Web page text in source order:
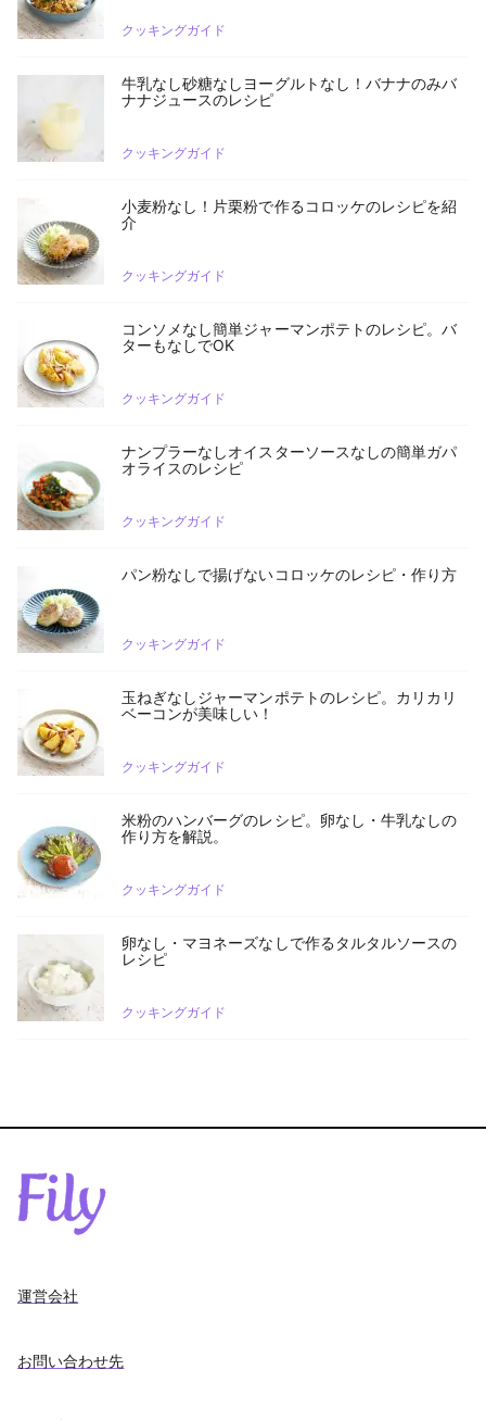
クッキングガイド
牛乳なし砂糖なしヨーグルトなし！バナナのみバ
ナナジュースのレシピ
クッキングガイド
小麦粉なし！片栗粉で作るコロッケのレシピを紹
介
クッキングガイド
コンソメなし簡単ジャーマンポテトのレシピ。バ
ターもなしでOK
クッキングガイド
ナンプラーなしオイスターソースなしの簡単ガパ
オライスのレシピ
クッキングガイド
パン粉なしで揚げないコロッケのレシピ・作り方
クッキングガイド
玉ねぎなしジャーマンポテトのレシピ。カリカリ
ベーコンが美味しい！
クッキングガイド
米粉のハンバーグのレシピ。卵なし・牛乳なしの
作り方を解説。
クッキングガイド
卵なし・マヨネーズなしで作るタルタルソースの
レシピ
クッキングガイド
運営会社
お問い合わせ先